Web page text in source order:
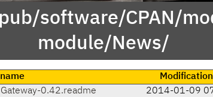
software/CPAN/
module/News/
Gateway-0.42.readme
2014-01-09